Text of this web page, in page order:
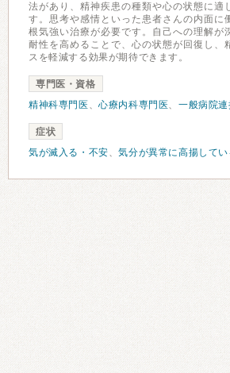
法があり、精神疾患の種類や心の状態に適
す。思考や感情といった患者さんの内面に
根気強い治療が必要です。自己への理解が
耐性を高めることで、心の状態が回復し、
スを軽減する効果が期待できます。
専門医・資格
精神科専門医 、心療内科専門医、一般病院
症状
気が滅入る・不安、気分が異常に高揚してい